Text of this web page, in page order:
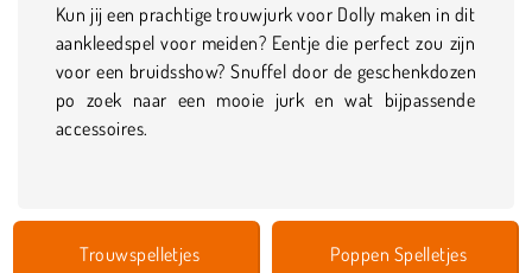
Kun jij een prachtige trouwjurk voor Dolly maken in dit
aankleedspel voor meiden? Eentje die perfect zou zijn
voor een bruidsshow? Snuffel door de geschenkdozen
po zoek naar een mooie jurk en wat bijpassende
accessoires.
Trouwspelletjes Poppen Spelletjes